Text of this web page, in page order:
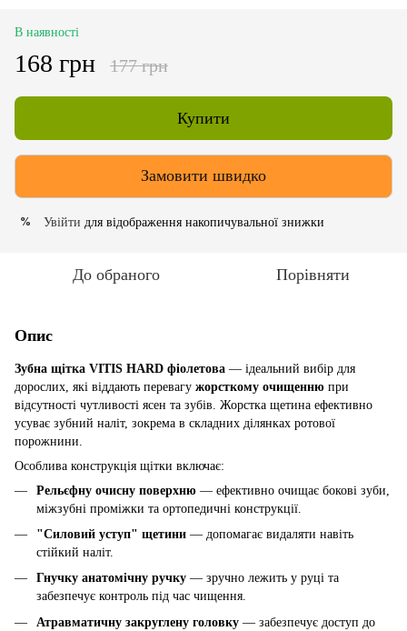
В наявності
168 грн 177 грн
Купити
Замовити швидко
% Увійти для відображення накопичувальної знижки
До обраного Порівняти
Опис
Зубна щітка VITIS HARD фіолетова — ідеальний вибір для
дорослих, які віддають перевагу жорсткому очищенню при
відсутності чутливості ясен та зубів. Жорстка щетина ефективно
усуває зубний наліт, зокрема в складних ділянках ротової
порожнини.
Особлива конструкція щітки включає:
Рельєфну очисну поверхню — ефективно очищає бокові зуби,
міжзубні проміжки та ортопедичні конструкції.
"Силовий уступ" щетини — допомагає видаляти навіть
стійкий наліт.
Гнучку анатомічну ручку — зручно лежить у руці та
забезпечує контроль під час чищення.
Атравматичну закруглену головку — забезпечує доступ до